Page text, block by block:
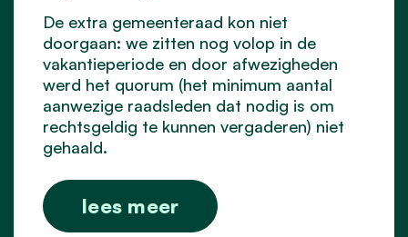
De extra gemeenteraad kon niet
doorgaan: we zitten nog volop in de
vakantieperiode en door afwezigheden
werd het quorum (het minimum aantal
aanwezige raadsleden dat nodig is om
rechtsgeldig te kunnen vergaderen) niet
gehaald.
lees meer